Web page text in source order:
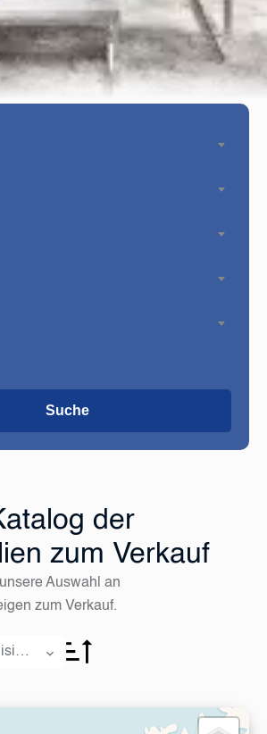
Suche
der
zum Verkauf
Auswahl an
zum Verkauf.
Datum der Aktualisierung